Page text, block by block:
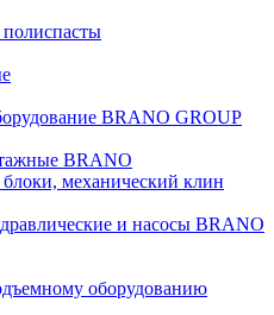
BRANO GROUP
BRANO
механический клин
и насосы BRANO
оборудованию